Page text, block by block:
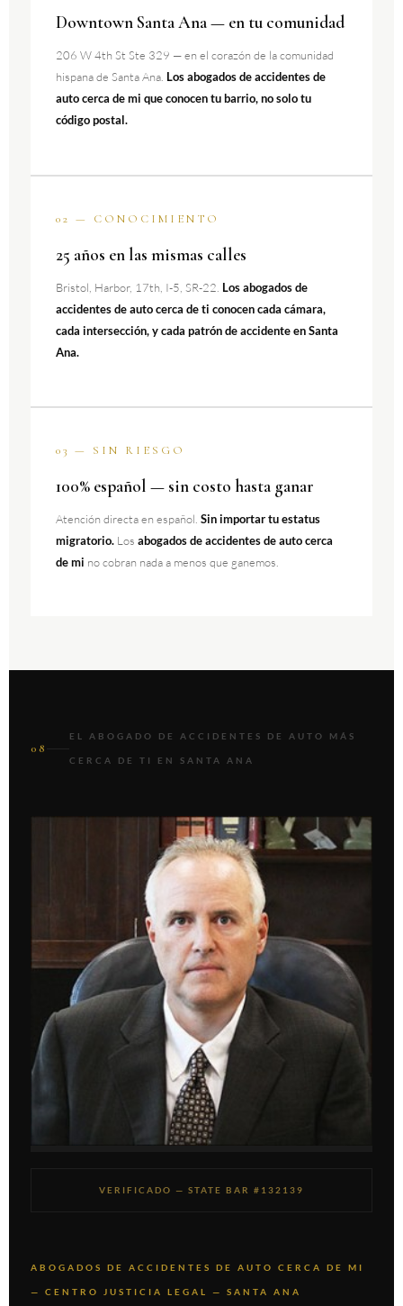
Downtown Santa Ana — en tu comunidad
206 W 4th St Ste 329 — en el corazón de la comunidad
hispana de Santa Ana. Los abogados de accidentes de
auto cerca de mi que conocen tu barrio, no solo tu
código postal.
02 — CONOCIMIENTO
25 años en las mismas calles
Bristol, Harbor, 17th, I-5, SR-22. Los abogados de
accidentes de auto cerca de ti conocen cada cámara,
cada intersección, y cada patrón de accidente en Santa
Ana.
03 — SIN RIESGO
100% español — sin costo hasta ganar
Atención directa en español. Sin importar tu estatus
migratorio. Los abogados de accidentes de auto cerca
de mi no cobran nada a menos que ganemos.
08
EL ABOGADO DE ACCIDENTES DE AUTO MÁS
CERCA DE TI EN SANTA ANA
VERIFICADO — STATE BAR #132139
ABOGADOS DE ACCIDENTES DE AUTO CERCA DE MI
— CENTRO JUSTICIA LEGAL — SANTA ANA